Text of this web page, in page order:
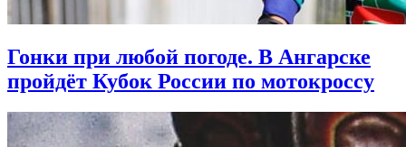
Гонки при любой погоде. В Ангарске
пройдёт Кубок России по мотокроссу